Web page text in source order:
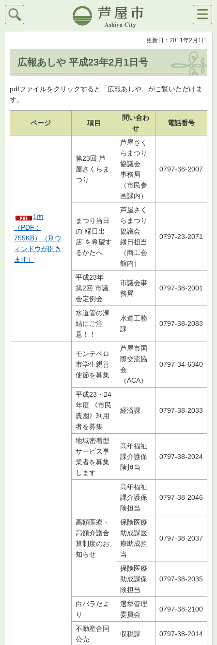
芦屋市
検索
メニ
ュー
更新日：2011年2月1日
広報あしや 平成23年2月1日号
pdfファイルをクリックすると「広報あしや」がご覧いただけま
す。
ページ 項目
問い合わ
せ
電話番号
1面
（PDF：
755KB）（別ウ
ィンドウが開き
ます）
第23回 芦
屋さくらま
つり
芦屋さく
らまつり
協議会
事務局
（市民参
画課内）
0797-38-2007
まつり当日
の“縁日出
店”を希望す
るかたへ
芦屋さく
らまつり
協議会
縁日担当
（商工会
館内）
0797-23-2071
平成23年
第2回 市議
会定例会
市議会事
務局
0797-38-2001
水道管の凍
結にご注
意！！
水道工務
課
0797-38-2083
モンテベロ
市学生親善
使節を募集
芦屋市国
際交流協
会
（ACA）
0797-34-6340
平成23・24
年度 《市民
農園》利用
者を募集
経済課 0797-38-2033
地域密着型
サービス事
業者を募集
します
高年福祉
課介護保
険担当
0797-38-2024
高額医療・
高額介護合
算制度のお
知らせ
高年福祉
課介護保
険担当
0797-38-2046
保険医療
助成課医
療助成担
当
0797-38-2037
保険医療
助成課保
険担当
0797-38-2035
白バラだよ
り
選挙管理
委員会
0797-38-2100
不動産合同
公売
収税課 0797-38-2014